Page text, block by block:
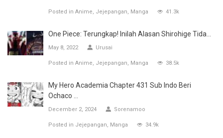
Posted in Anime Jejepangan Manga 41.3k
One Piece: Terungkap! Inilah Alasan Shirohige Tida...
May 8, 2022 Urusai
Posted in Anime Jejepangan Manga 38.5k
My Hero Academia Chapter 431 Sub Indo Beri
Ochaco ...
December 2, 2024 Sorenamoo
Posted in Jejepangan Manga 34.9k